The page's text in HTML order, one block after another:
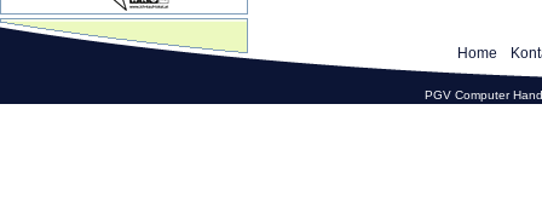
Home
PGV Computer